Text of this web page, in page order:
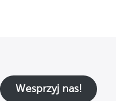
Wesprzyj nas!